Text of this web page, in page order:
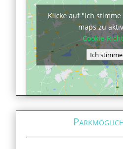
Klicke auf "Ich stimme
maps zu
Cookie-
Ich